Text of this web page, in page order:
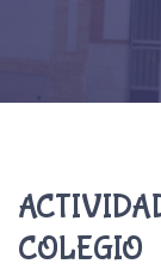
COLEGIO